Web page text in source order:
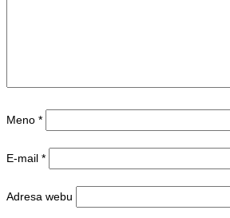
Meno *
E-mail *
Adresa webu